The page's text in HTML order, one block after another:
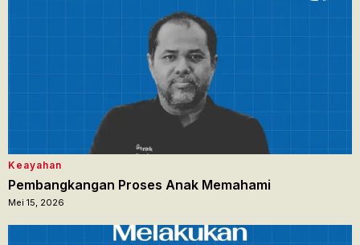
Keayahan
Pembangkangan Proses Anak Memahami
Mei 15, 2026